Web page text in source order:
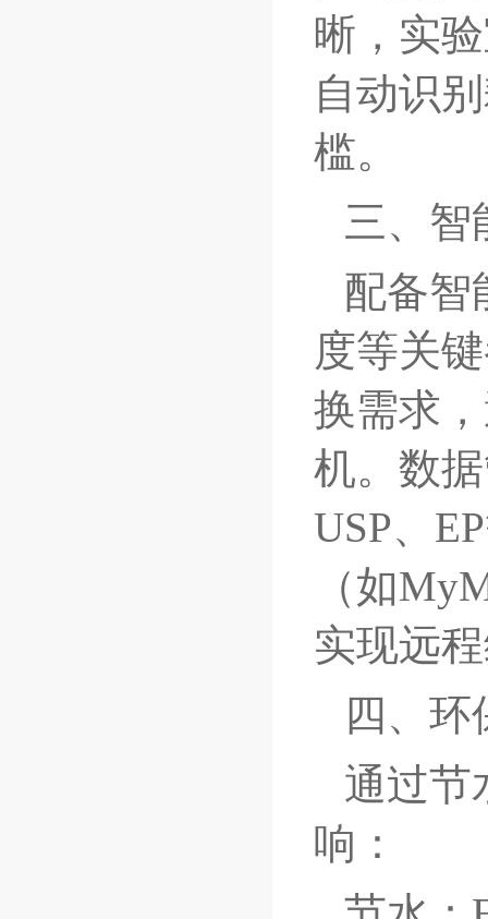
晰，实
自动识
槛。
三、智
配备智
度等关
换需求
机。数
USP、
（如
实现远
四、
通过节
响：